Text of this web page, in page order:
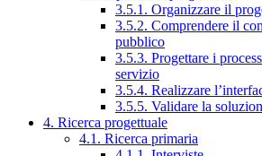
3.5.1. Organizzare il
3.5.2. Comprendere il
pubblico
3.5.3. Progettare i
servizio
3.5.4. Realizzare
3.5.5. Validare la
4. Ricerca progettuale
4.1. Ricerca primaria